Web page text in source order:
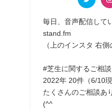
毎日、音声配信して
stand.fm
（上のインスタ 右側
#芝生に関するご相談
2022年 20件（6/10現
たくさんのご相談あ
(^^